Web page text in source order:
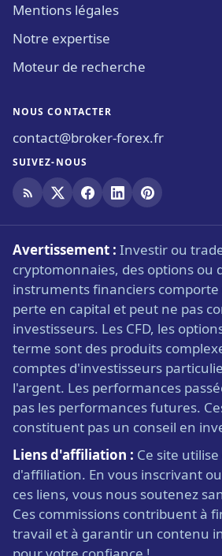
Mentions légales
Notre expertise
Moteur de recherche
NOUS CONTACTER
contact@broker-forex.fr
SUIVEZ-NOUS
Avertissement : Investir ou
cryptomonnaies, des options ou
instruments financiers comporte
perte en capital et peut ne pas
investisseurs. Les CFD, les
terme sont des produits
comptes d'investisseurs
l'argent. Les performances
pas les performances futures.
constituent pas un conseil en
Liens d'affiliation : Ce site
d'affiliation. En vous inscrivant
ces liens, vous nous soutenez
Ces commissions contribuent à
travail et à garantir un contenu